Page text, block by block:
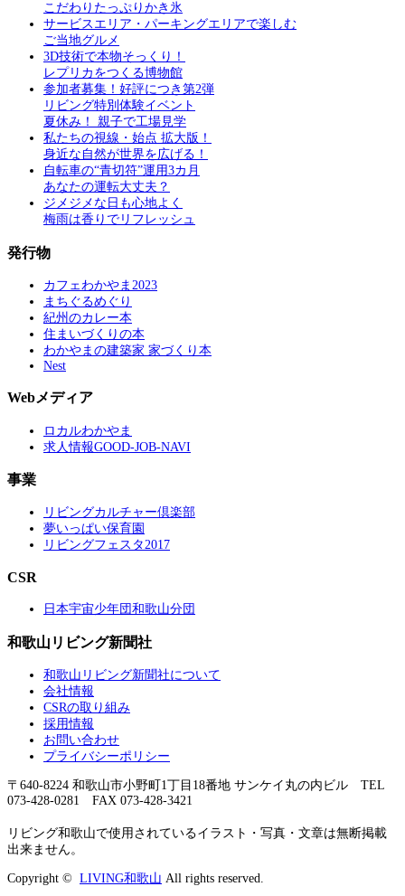
こだわりたっぷりかき氷
サービスエリア・パーキングエリアで楽しむ
ご当地グルメ
3D技術で本物そっくり！
レプリカをつくる博物館
参加者募集！好評につき第2弾
リビング特別体験イベント
夏休み！ 親子で工場見学
私たちの視線・始点 拡大版！
身近な自然が世界を広げる！
自転車の“青切符”運用3カ月
あなたの運転大丈夫？
ジメジメな日も心地よく
梅雨は香りでリフレッシュ
発行物
カフェわかやま2023
まちぐるめぐり
紀州のカレー本
住まいづくりの本
わかやまの建築家 家づくり本
Nest
Webメディア
ロカルわかやま
求人情報GOOD-JOB-NAVI
事業
リビングカルチャー倶楽部
夢いっぱい保育園
リビングフェスタ2017
CSR
日本宇宙少年団和歌山分団
和歌山リビング新聞社
和歌山リビング新聞社について
会社情報
CSRの取り組み
採用情報
お問い合わせ
プライバシーポリシー
〒640-8224 和歌山市小野町1丁目18番地 サンケイ丸の内ビル TEL
073-428-0281 FAX 073-428-3421
リビング和歌山で使用されているイラスト・写真・文章は無断掲載
出来ません。
Copyright © LIVING和歌山 All rights reserved.